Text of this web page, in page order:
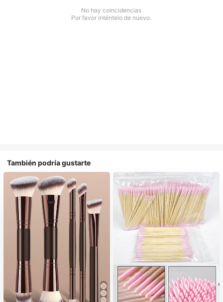
No hay coincidencias
Por favor inténtelo de nuevo.
También podría gustarte